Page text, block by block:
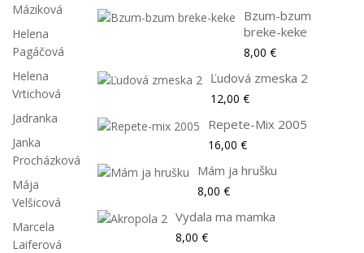
Máziková
Helena
Pagáčová
Helena
Vrtichová
Jadranka
Janka
Procházková
Mája
Velšicová
Marcela
Laiferová
Bzum-bzum
breke-keke
8,00 €
Ľudová zmeska 2
12,00 €
Repete-Mix 2005
16,00 €
Mám ja hrušku
8,00 €
Vydala ma mamka
8,00 €